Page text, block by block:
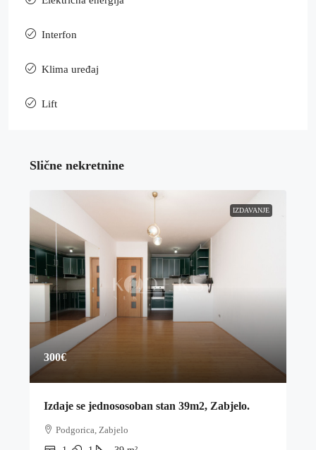
Interfon
Klima uređaj
Lift
Slične nekretnine
IZDAVANJE
300€
Izdaje se jednososoban stan 39m2, Zabjelo.
Podgorica, Zabjelo